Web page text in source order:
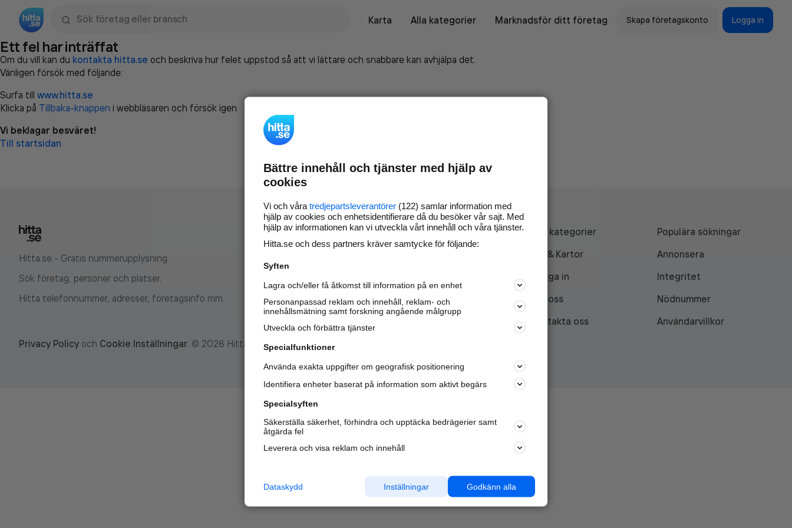
Karta
Alla kategorier Marknadsför ditt företag Skapa företagskonto Logga in
Ett fel har inträffat
Om du vill kan du kontakta hitta.se och beskriva hur felet uppstod så att vi lättare och snabbare kan avhjälpa det.
Vänligen försök med följande:
Surfa till www.hitta.se
Klicka på Tillbaka-knappen i webbläsaren och försök igen
Vi beklagar besväret!
Till startsidan
Hitta.se - Gratis nummerupplysning.
Sök företag, personer och platser.
Hitta telefonnummer, adresser, företagsinfo mm.
Marknadsför företaget på
nya kunder och
samarbetspartners nära dig.
Läs mer här
Alla kategorier
Populära sökningar
API & Kartor
Annonsera
Logga in
Integritet
Om oss
Nödnummer
Kontakta oss
Användarvillkor
Privacy Policy och Cookie Inställningar. © 2026 Hitta.se
Bättre innehåll och tjänster med hjälp av
cookies
Vi och våra tredjepartsleverantörer (122) samlar information med
hjälp av cookies och enhetsidentifierare då du besöker vår sajt. Med
hjälp av informationen kan vi utveckla vårt innehåll och våra tjänster.
Hitta.se och dess partners kräver samtycke för följande:
Syften
Lagra och/eller få åtkomst till information på en enhet
Personanpassad reklam och innehåll, reklam- och
innehållsmätning samt forskning angående målgrupp
Utveckla och förbättra tjänster
Specialfunktioner
Använda exakta uppgifter om geografisk positionering
Identifiera enheter baserat på information som aktivt begärs
Specialsyften
Säkerställa säkerhet, förhindra och upptäcka bedrägerier samt
åtgärda fel
Leverera och visa reklam och innehåll
Godkänn alla
Inställningar
Dataskydd